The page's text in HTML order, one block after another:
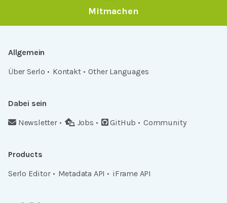
Mitmachen
Allgemein
Über Serlo
Kontakt Other Languages
Dabei sein
Newsletter
Jobs GitHub Community
Products
Serlo Editor
Metadata API iFrame API